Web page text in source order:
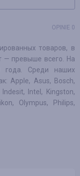
OPINIE 0
товаров, в
— превыше всего. На
Среди наших
Apple, Asus, Bosch,
Intel, Kingston,
Olympus, Philips,